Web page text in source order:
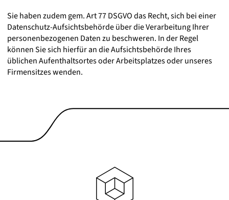
Sie haben zudem gem. Art 77 DSGVO das Recht, sich bei einer
Datenschutz-Aufsichtsbehörde über die Verarbeitung Ihrer
personenbezogenen Daten zu beschweren. In der Regel
können Sie sich hierfür an die Aufsichtsbehörde Ihres
üblichen Aufenthaltsortes oder Arbeitsplatzes oder unseres
Firmensitzes wenden.